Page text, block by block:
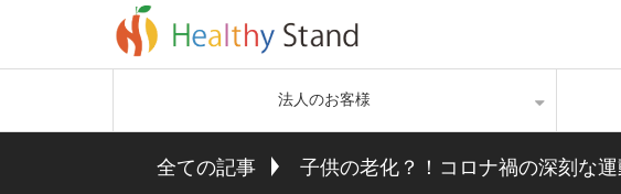
法人のお客様
全ての記事 子供の老化？！コロナ禍の深刻な運